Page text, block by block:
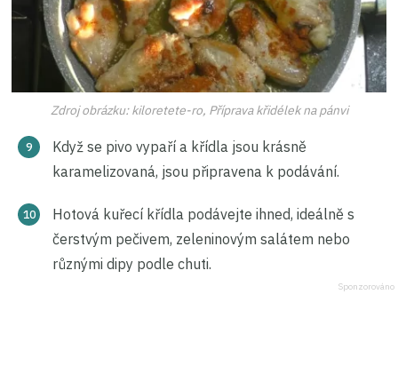
Zdroj obrázku: kiloretete-ro, Příprava křidélek na pánvi
Když se pivo vypaří a křídla jsou krásně
karamelizovaná, jsou připravena k podávání.
Hotová kuřecí křídla podávejte ihned, ideálně s
čerstvým pečivem, zeleninovým salátem nebo
různými dipy podle chuti.